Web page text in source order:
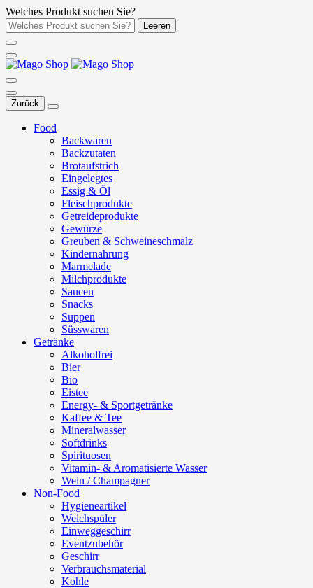
Welches Produkt suchen Sie?
Leeren
Zurück
Food
Backwaren
Backzutaten
Brotaufstrich
Eingelegtes
Essig & Öl
Fleischprodukte
Getreideprodukte
Gewürze
Greuben & Schweineschmalz
Kindernahrung
Marmelade
Milchprodukte
Saucen
Snacks
Suppen
Süsswaren
Getränke
Alkoholfrei
Bier
Bio
Eistee
Energy- & Sportgetränke
Kaffee & Tee
Mineralwasser
Softdrinks
Spirituosen
Vitamin- & Aromatisierte Wasser
Wein / Champagner
Non-Food
Hygieneartikel
Weichspüler
Einweggeschirr
Eventzubehör
Geschirr
Verbrauchsmaterial
Kohle